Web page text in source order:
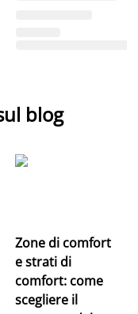
blog
Zone di comfort
e strati di
comfort: come
scegliere il